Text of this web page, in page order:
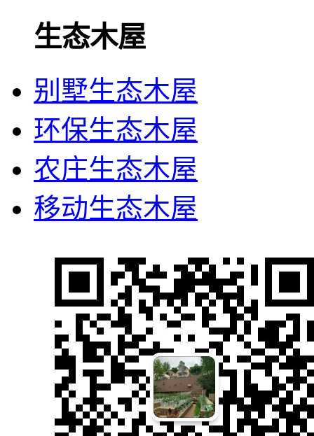
生态木屋
别墅生态木屋
环保生态木屋
农庄生态木屋
移动生态木屋